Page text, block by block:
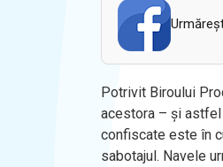
Potrivit Biroului
acestora – și astfel
confiscate este în
sabotajul. Navele